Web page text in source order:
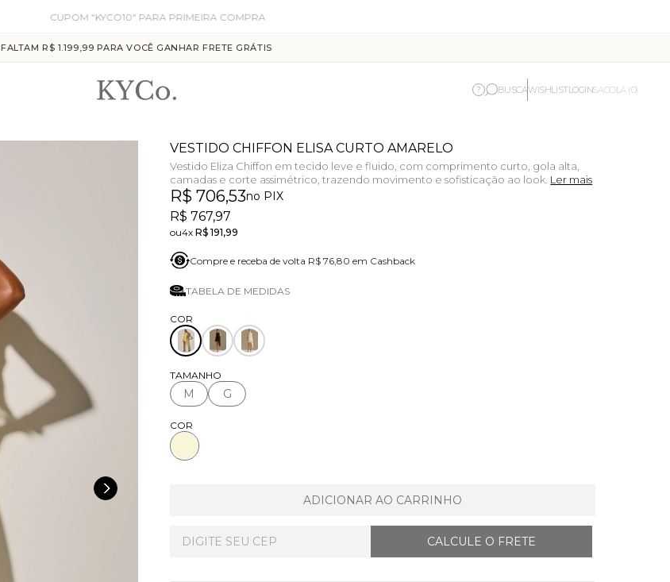
CUPOM "KYCO10" PARA PRIMEIRA COMPRA
FALTAM R$ 1.199,99 PARA VOCÊ GANHAR FRETE GRÁTIS
? BUSCAWISHLISTLOGINSACOLA (0)
VESTIDO CHIFFON ELISA CURTO AMARELO
Vestido Eliza Chiffon em tecido leve e fluido, com comprimento curto, gola alta,
camadas e corte assimétrico, trazendo movimento e sofisticação ao look. Ler mais
R$ 706,53no PIX
R$ 767,97
4xR$ 191,99
Compre e receba de volta R$ 76,80 em Cashback
TABELA DE MEDIDAS
TAMANHO
M G
COR
ADICIONAR AO CARRINHO